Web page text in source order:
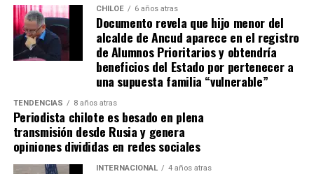
Tras el tanto del delantero ‘cafetalero’, los jugadores
visitantes arremetieron contra sus rivales
argumentando que un jugador de River(Agustín
les gritó el festejo en la cara.
Tras los incidentes,Palavecino fue expulsado en
River. En Boca, en tanto, vieron la roja
Merentiel, Ezequiel Fernández y Nicolás Valentini
Fuente:Bio Bio
CHILOE 6 años atras
Documento revela que hijo menor del
alcalde de Ancud aparece en el registro
de Alumnos Prioritarios y obtendría
beneficios del Estado por pertenecer a
una supuesta familia “vulnerable”
TENDENCIAS 8 años atras
Periodista chilote es besado en plena
transmisión desde Rusia y genera
opiniones divididas en redes sociales
INTERNACIONAL 4 años atras